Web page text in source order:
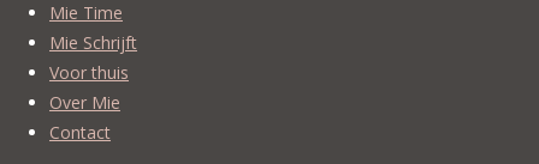
Mie Time
Mie Schrijft
Voor thuis
Over Mie
Contact